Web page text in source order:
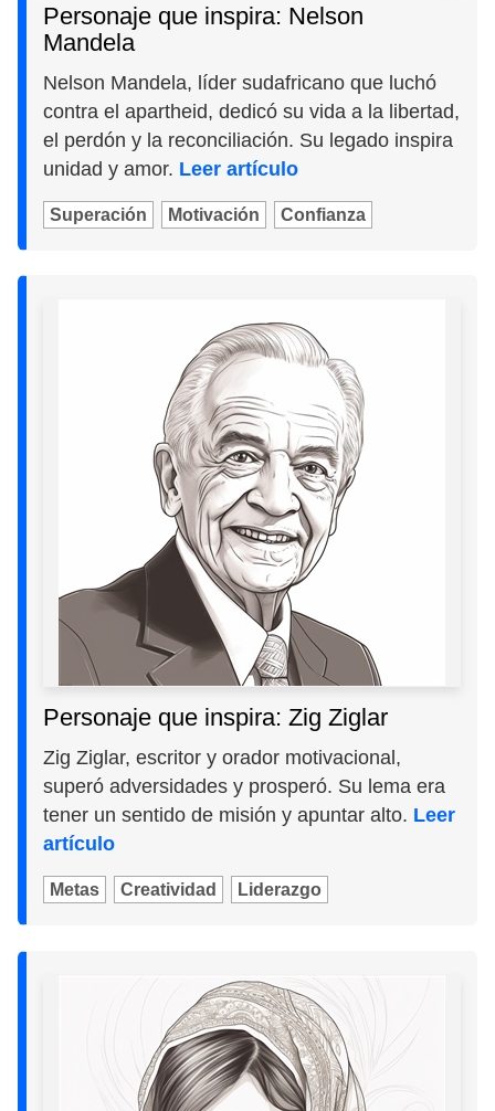
Personaje que inspira: Nelson
Mandela
Nelson Mandela, líder sudafricano que luchó
contra el apartheid, dedicó su vida a la libertad,
el perdón y la reconciliación. Su legado inspira
unidad y amor. Leer artículo
Superación Motivación Confianza
Personaje que inspira: Zig Ziglar
Zig Ziglar, escritor y orador motivacional,
superó adversidades y prosperó. Su lema era
tener un sentido de misión y apuntar alto. Leer
artículo
Metas Creatividad Liderazgo